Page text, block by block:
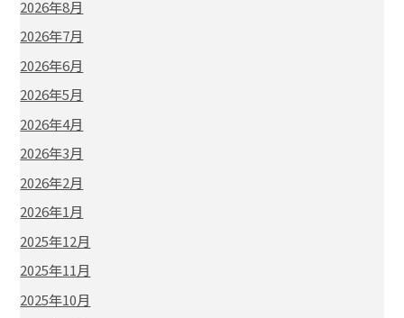
2026年8月
2026年7月
2026年6月
2026年5月
2026年4月
2026年3月
2026年2月
2026年1月
2025年12月
2025年11月
2025年10月